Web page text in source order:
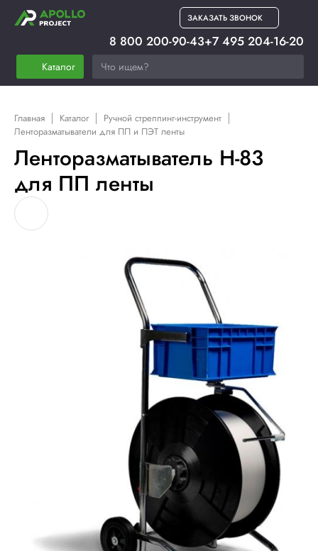
ЗАКАЗАТЬ ЗВОНОК
Каталог
8 800 200-90-43+7 495 204-16-20
Главная Каталог
Ручной стреппинг-инструмент
Ленторазматыватели для ПП и ПЭТ ленты
Ленторазматыватель H-83
для ПП ленты